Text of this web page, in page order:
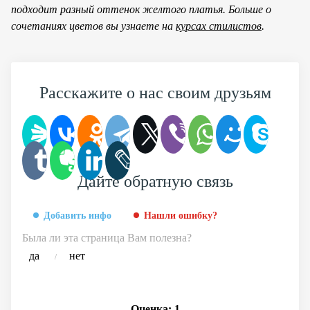
подходит разный оттенок желтого платья. Больше о
сочетаниях цветов вы узнаете на курсах стилистов.
Расскажите о нас своим друзьям
Дайте обратную связь
Добавить инфо Нашли ошибку?
Была ли эта страница Вам полезна?
да
/ нет